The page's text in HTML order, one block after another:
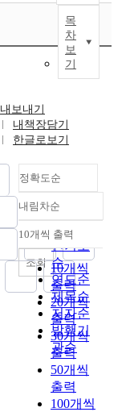
목
차
보
기
내보내기
내책장담기
한글로보기
정확도순
정확도
순
인기도
순
연도순
제목순
저자순
발행기
관순
내림차순
내림차순
10개씩 출력
10개씩
출력
20개씩
출력
30개씩
출력
50개씩
출력
100개씩
조회